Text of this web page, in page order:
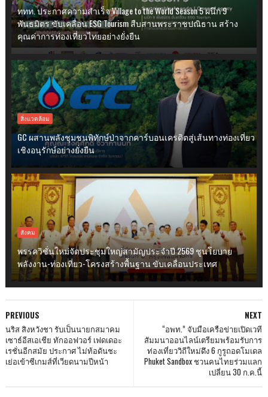
ททท. ประกาศความสำเร็จ Village to the World Season 5 ผนึก 9
พันธมิตร ขับเคลื่อน ESG Tourism สืบสานพระราชปณิธาน สร้าง
คุณค่าการท่องเที่ยวไทยอย่างยั่งยืน
สิ่งแวดล้อม
GC ผสานพลังชุมชนพิทักษ์ป่าจากคาร์บอนเครดิตสู่เส้นทางท่องเที่ยว
เชิงอนุรักษ์อย่างยั่งยืน
สังคม
พรรควิชั่นใหม่จัดประชุมใหญ่สามัญประจำปี 2569 ชูนโยบาย
พลังงาน-ท่องเที่ยว-โครงสร้างพื้นฐาน ขับเคลื่อนประเทศ
NEXT
“อพท.” จับมือเครือข่ายเปิดเวที
สัมมนาออนไลน์เตรียมพร้อมรับการ
ท่องเที่ยววิถีใหม่ดึง 6 กูรูถอดโมเดล
Phuket Sandbox ชวนคนไทยร่วมแลก
เปลี่ยน 30 ก.ค.นี้
PREVIOUS
นริส สิงหวังชา รับเป็นนายกสมาคม
เซาธ์อีสเอเชีย ทักออฟวอร์ เฟดเดอะ
เรชั่นอีกสมัย ประกาศ ไม่ท้อดันชะ
เย่อเข้าซีเกมส์ที่เวียดนามปีหน้า